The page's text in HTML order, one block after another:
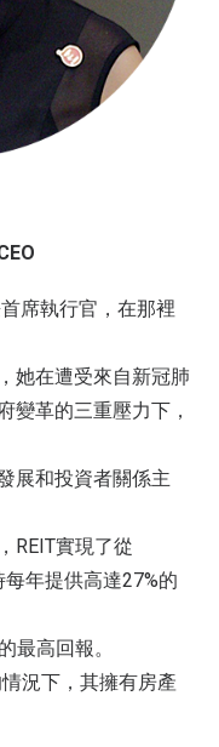
席執行官，在那裡
她在遭受來自新冠肺
變革的三重壓力下，
展和投資者關係主
REIT實現了從
年提供高達27%的
最高回報。
況下，其擁有房產